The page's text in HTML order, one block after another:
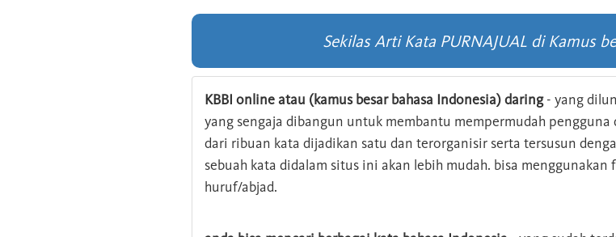
Sekilas Arti Kata PURNAJUAL di Kamus
KBBI online atau (kamus besar bahasa Indonesia) daring- yang
yang sengaja dibangun untuk membantu mempermudah
dari ribuan kata dijadikan satu dan terorganisir serta tersusun
sebuah kata didalam situs ini akan lebih mudah. bisa
huruf/abjad.